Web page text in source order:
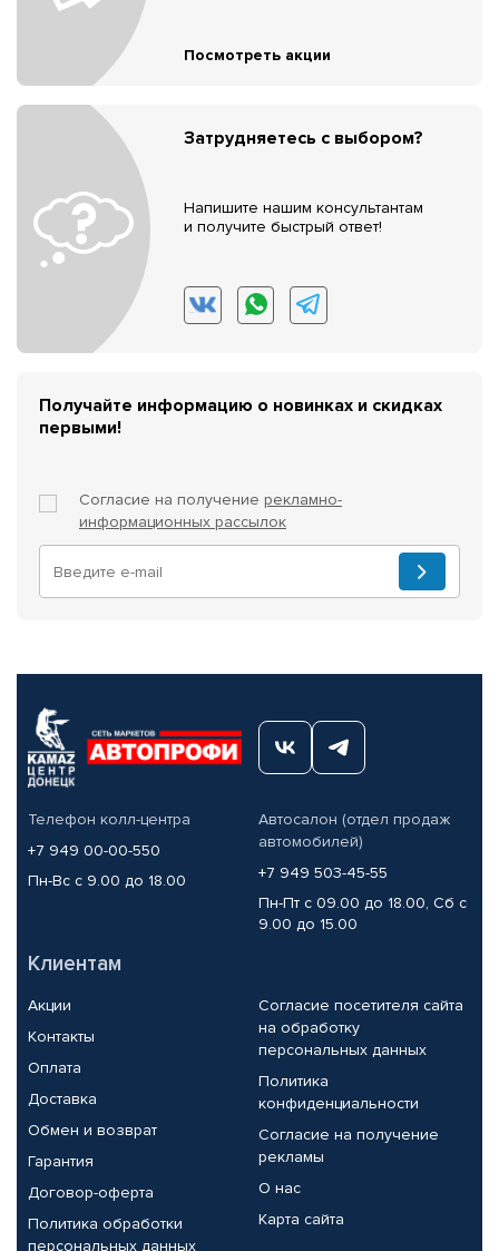
Посмотреть акции
Затрудняетесь с выбором?
Напишите нашим консультантам
и получите быстрый ответ!
Получайте информацию о новинках и скидках
первыми!
Согласие на получение рекламно-
информационных рассылок
Телефон колл-центра
+7 949 00-00-550
Пн-Вс с 9.00 до 18.00
Автосалон (отдел продаж
автомобилей)
+7 949 503-45-55
Пн-Пт с 09.00 до 18.00, Сб с
9.00 до 15.00
Клиентам
Акции
Контакты
Оплата
Доставка
Обмен и возврат
Гарантия
Договор-оферта
Политика обработки
персональных данных
Согласие посетителя сайта
на обработку
персональных данных
Политика
конфиденциальности
Согласие на получение
рекламы
О нас
Карта сайта